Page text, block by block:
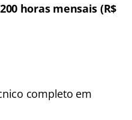
horas mensais (R$
completo em